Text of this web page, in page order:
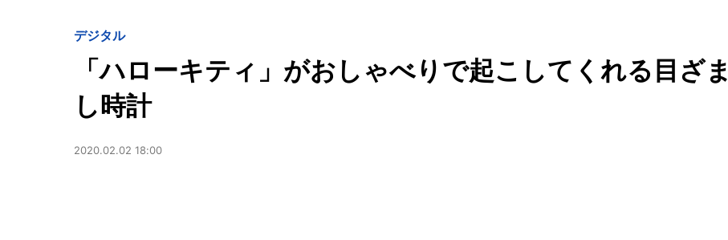
デジタル
「ハローキティ」がおしゃべりで起こしてくれる目ざま
し時計
2020.02.02 18:00